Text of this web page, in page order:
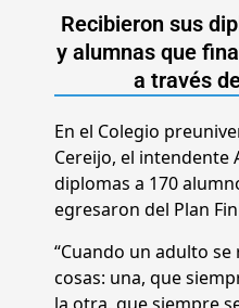
Recibieron sus
y alumnas que
a través
En el Colegio
Cereijo, el intendente
diplomas a 170
egresaron del Plan
“Cuando un adulto
cosas: una, que
la otra, que siempre